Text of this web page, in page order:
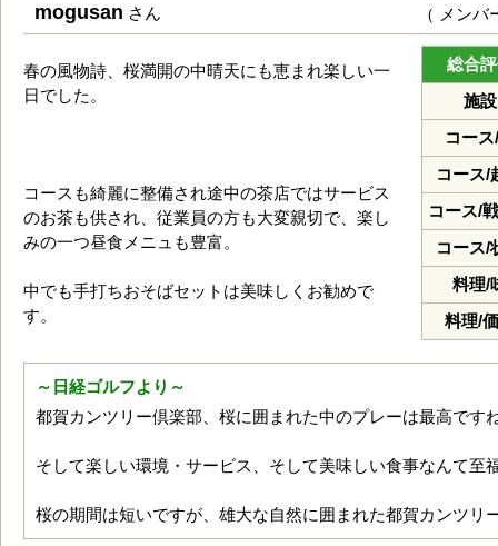
mogusan さん （ メン
春の風物詩、桜満開の中晴天にも恵まれ楽しい一
日でした。
コースも綺麗に整備され途中の茶店ではサービス
のお茶も供され、従業員の方も大変親切で、楽し
みの一つ昼食メニュも豊富。
中でも手打ちおそばセットは美味しくお勧めで
す。
総合
施設
コー
コース/
コース/
コース/
料理/
料理/
～日経ゴルフより～
都賀カンツリー倶楽部、桜に囲まれた中のプレーは最高です
そして楽しい環境・サービス、そして美味しい食事なんて至
桜の期間は短いですが、雄大な自然に囲まれた都賀カンツリ